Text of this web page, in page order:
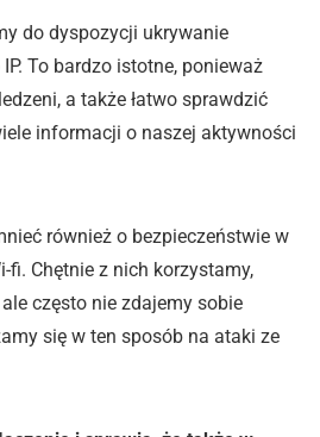
do dyspozycji ukrywanie
To bardzo istotne, ponieważ
a także łatwo sprawdzić
informacji o naszej aktywności
również o bezpieczeństwie w
fi. Chętnie z nich korzystamy,
często nie zdajemy sobie
się w ten sposób na ataki ze